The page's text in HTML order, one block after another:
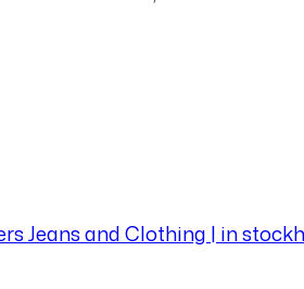
Jeans and Clothing | in